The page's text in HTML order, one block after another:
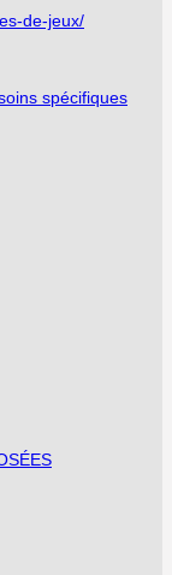
de-jeux/
spécifiques